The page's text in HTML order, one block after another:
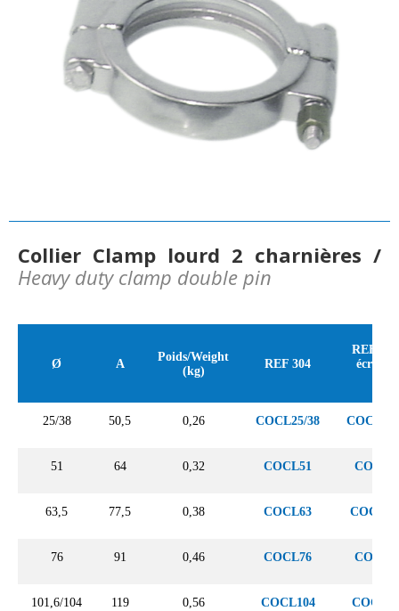
Collier Clamp lourd 2 charnières /
Heavy duty clamp double pin
Ø A
Poids/Weight
(kg)
REF 304
REF
écrou /
25/38 50,5 0,26 COCL25/38
51 64 0,32 COCL51
63,5 77,5 0,38 COCL63
76 91 0,46 COCL76
101,6/104 119 0,56 COCL104